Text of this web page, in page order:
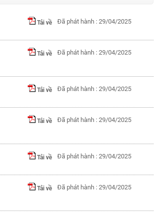
Tải về Đã phát hành : 29/04/2025
Tải về Đã phát hành : 29/04/2025
Tải về Đã phát hành : 29/04/2025
Tải về Đã phát hành : 29/04/2025
Tải về Đã phát hành : 29/04/2025
Tải về Đã phát hành : 29/04/2025